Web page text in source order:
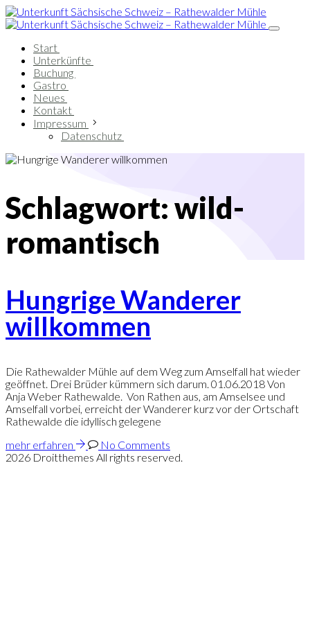
Start
Unterkünfte
Buchung
Gastro
Neues
Kontakt
Impressum
Datenschutz
Schlagwort:wild-
romantisch
Hungrige Wanderer
willkommen
Die Rathewalder Mühle auf dem Weg zum Amselfall hat wieder
geöffnet. Drei Brüder kümmern sich darum. 01.06.2018 Von
Anja Weber Rathewalde. Von Rathen aus, am Amselsee und
Amselfall vorbei, erreicht der Wanderer kurz vor der Ortschaft
Rathewalde die idyllisch gelegene
mehr erfahren
No Comments
2026 Droitthemes All rights reserved.